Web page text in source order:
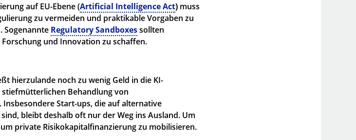
auf EU-Ebene (Artificial Intelligence Act) muss
zu vermeiden und praktikable Vorgaben zu
Sogenannte Regulatory Sandboxessollten
und Innovation zu schaffen.
hierzulande noch zu wenig Geld in die KI-
Behandlung von
Start-ups, die auf alternative
bleibt deshalb oft nur der Weg ins Ausland. Um
private Risikokapitalfinanzierung zu mobilisieren.